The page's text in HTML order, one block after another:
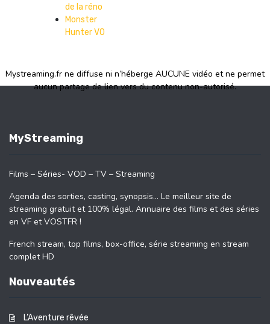
de la réno
Monster
Hunter VO
Mystreaming.fr ne diffuse ni n’héberge AUCUNE vidéo et ne permet
aucun partage de lien vers du contenu non-autorisé.
MyStreaming
Films – Séries- VOD – TV – Streaming
Agenda des sorties, casting, synopsis… Le meilleur site de
streaming gratuit et 100% légal. Annuaire des films et des séries
en VF et VOSTFR !
French stream, top films, box-office, série streaming en stream
complet HD
Nouveautés
L’Aventure rêvée